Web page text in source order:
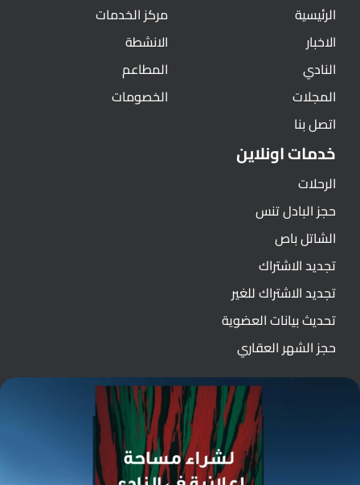
الرئيسية
الاخبار
النادي
المجلات
اتصل بنا
مركز الخدمات
الانشطة
المطاعم
الخصومات
خدمات اونلاين
الرحلات
حجز البادل تنس
الشاتل باص
تجديد الاشتراك
تجديد الاشتراك للغير
تحديث بيانات العضوية
حجز الشهر العقاري